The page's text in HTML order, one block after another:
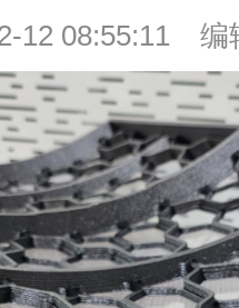
12 08:55:11 编